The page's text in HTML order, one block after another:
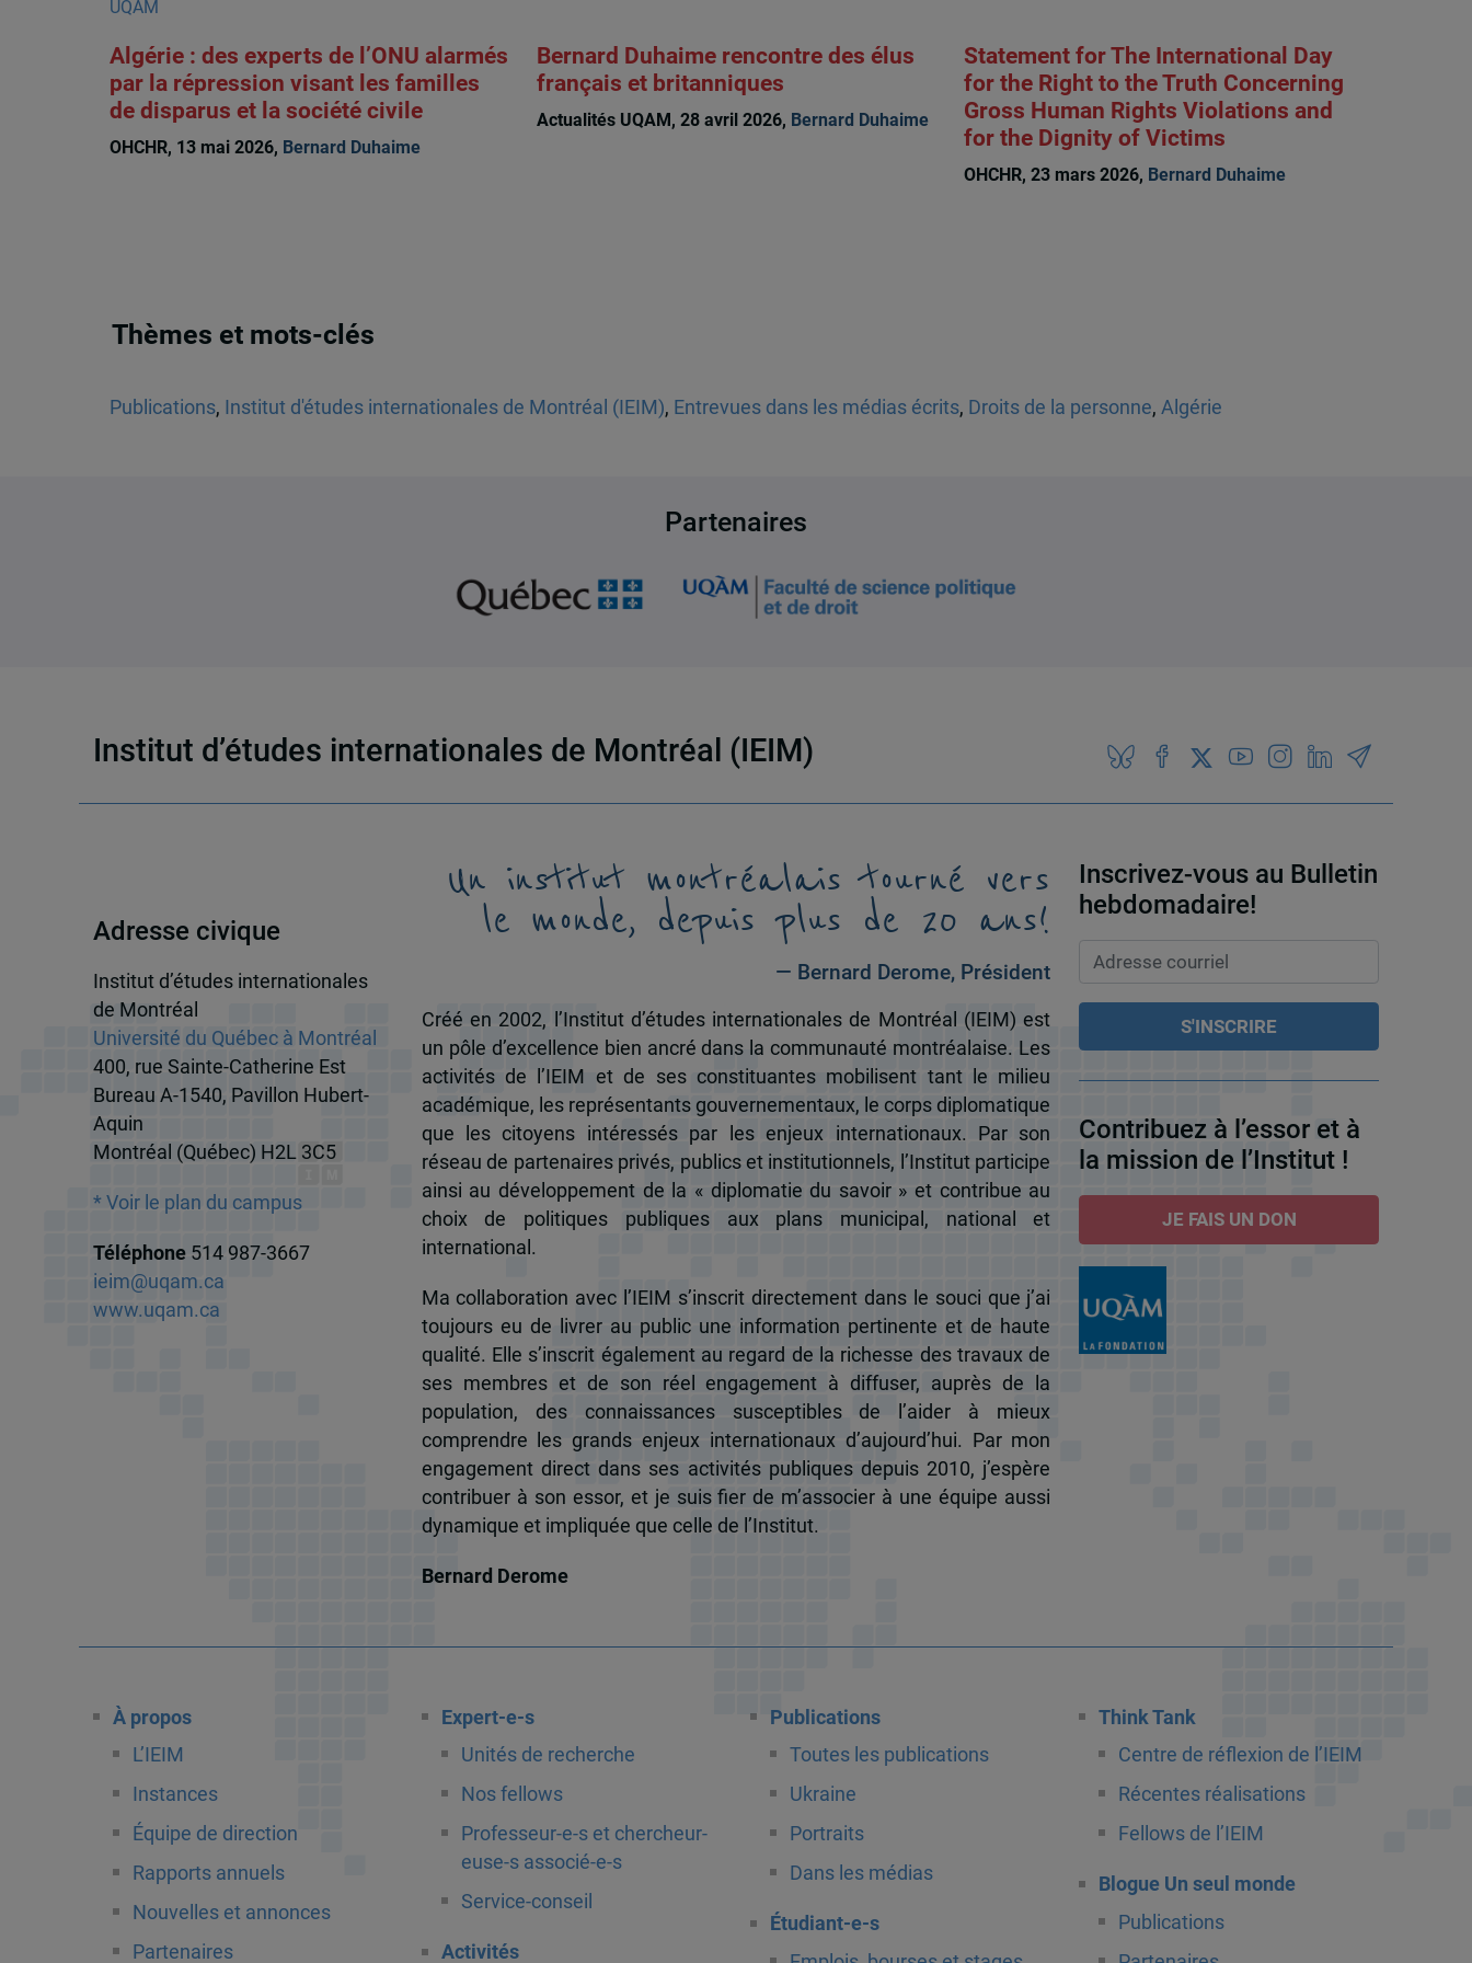
Algérie : des experts de l’ONU alarmés
par la répression visant les familles
de disparus et la société civile
OHCHR, 13 mai 2026, Bernard Duhaime
Bernard Duhaime rencontre des élus
français et britanniques
Actualités UQAM, 28 avril 2026, Bernard Duhaime
Statement for The International Day
for the Right to the Truth Concerning
Gross Human Rights Violations and
for the Dignity of Victims
OHCHR, 23 mars 2026, Bernard Duhaime
Thèmes et mots-clés
Publications, Institut d'études internationales de Montréal (IEIM), Entrevues dans les médias écrits, Droits de la personne, Algérie
Partenaires
Institut d’études internationales de Montréal (IEIM)
Adresse civique
Institut d’études internationales
de Montréal
Université du Québec à Montréal
400, rue Sainte-Catherine Est
Bureau A-1540, Pavillon Hubert-
Aquin
Montréal (Québec) H2L 3C5
* Voir le plan du campus
Téléphone 514 987-3667
ieim@uqam.ca
www.uqam.ca
Un institut montréalais tourné vers
le monde, depuis plus de 20 ans!
— Bernard Derome, Président
Créé en 2002, l’Institut d’études internationales de Montréal (IEIM) est
un pôle d’excellence bien ancré dans la communauté montréalaise. Les
activités de l’IEIM et de ses constituantes mobilisent tant le milieu
académique, les représentants gouvernementaux, le corps diplomatique
que les citoyens intéressés par les enjeux internationaux. Par son
réseau de partenaires privés, publics et institutionnels, l’Institut participe
ainsi au développement de la « diplomatie du savoir » et contribue au
choix de politiques publiques aux plans municipal, national et
international.
Ma collaboration avec l’IEIM s’inscrit directement dans le souci que j’ai
toujours eu de livrer au public une information pertinente et de haute
qualité. Elle s’inscrit également au regard de la richesse des travaux de
ses membres et de son réel engagement à diffuser, auprès de la
population, des connaissances susceptibles de l’aider à mieux
comprendre les grands enjeux internationaux d’aujourd’hui. Par mon
engagement direct dans ses activités publiques depuis 2010, j’espère
contribuer à son essor, et je suis fier de m’associer à une équipe aussi
dynamique et impliquée que celle de l’Institut.
Bernard Derome
Inscrivez-vous au Bulletin
hebdomadaire!
Contribuez à l’essor et à
la mission de l’Institut !
JE FAIS UN DON
À propos
L’IEIM
Instances
Équipe de direction
Rapports annuels
Nouvelles et annonces
Partenaires
Expert-e-s
Unités de recherche
Nos fellows
Professeur-e-s et chercheur-
euse-s associé-e-s
Service-conseil
Activités
Publications
Toutes les publications
Ukraine
Portraits
Dans les médias
Étudiant-e-s
Think Tank
Centre de réflexion de l’IEIM
Récentes réalisations
Fellows de l’IEIM
Blogue Un seul monde
Publications